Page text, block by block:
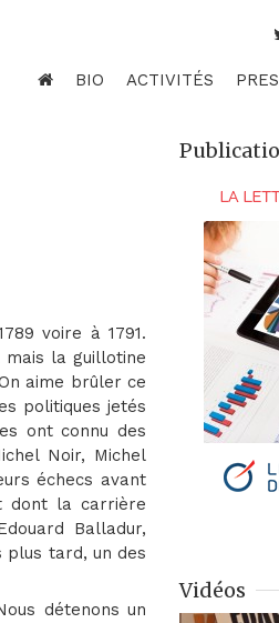
BIO ACTIVITÉS
voire à 1791.
mais la guillotine
aime brûler ce
politiques jetés
ont connu des
Noir, Michel
échecs avant
dont la carrière
Balladur,
plus tard, un des
détenons un
Vidéos